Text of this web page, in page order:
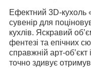
Ефектний 3D-кухоль
сувенір для
кухлів. Яскравий
фентезі та епічних
справжній арт-
точно здивує